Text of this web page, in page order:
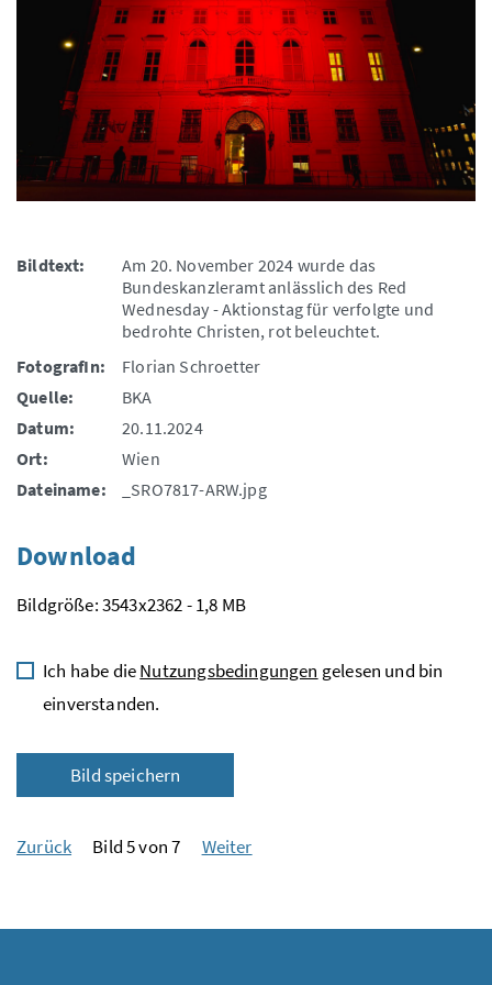
Bildtext:
Am 20. November 2024 wurde das
Bundeskanzleramt anlässlich des Red
Wednesday - Aktionstag für verfolgte und
bedrohte Christen, rot beleuchtet.
FotografIn:
Florian Schroetter
Quelle:
BKA
Datum:
20.11.2024
Ort:
Wien
Dateiname:
_SRO7817-ARW.jpg
Download
Bildgröße: 3543x2362 - 1,8 MB
Ich habe dieNutzungsbedingungen gelesen und bin
einverstanden.
Bild speichern
Zurück Bild 5 von 7 Weiter